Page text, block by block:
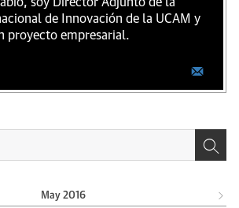
de Innovación de la UCAM y
proyecto empresarial.
May 2016